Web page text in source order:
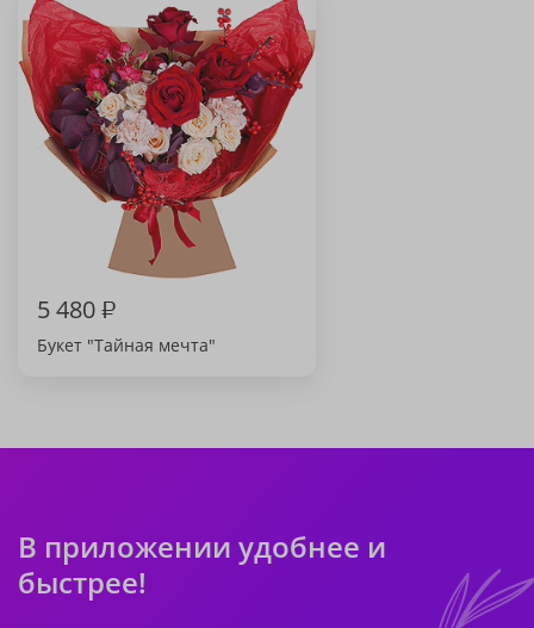
5 480₽
Букет "Тайная мечта"
В приложении удобнее и
быстрее!